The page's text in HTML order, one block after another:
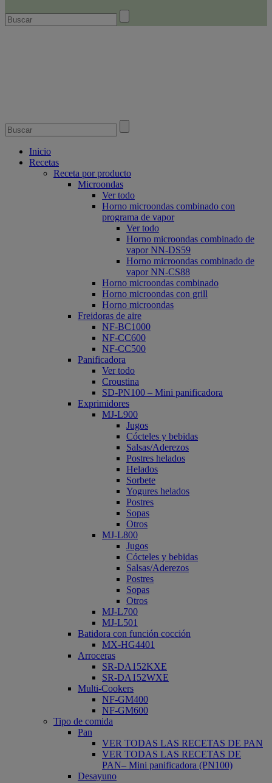
Inicio
Recetas
Receta por producto
Microondas
Ver todo
Horno microondas combinado con
programa de vapor
Ver todo
Horno microondas combinado de
vapor NN-DS59
Horno microondas combinado de
vapor NN-CS88
Horno microondas combinado
Horno microondas con grill
Horno microondas
Freidoras de aire
NF-BC1000
NF-CC600
NF-CC500
Panificadora
Ver todo
Croustina
SD-PN100 – Mini panificadora
Exprimidores
MJ-L900
Jugos
Cócteles y bebidas
Salsas/Aderezos
Postres helados
Helados
Sorbete
Yogures helados
Postres
Sopas
Otros
MJ-L800
Jugos
Cócteles y bebidas
Salsas/Aderezos
Postres
Sopas
Otros
MJ-L700
MJ-L501
Batidora con función cocción
MX-HG4401
Arroceras
SR-DA152KXE
SR-DA152WXE
Multi-Cookers
NF-GM400
NF-GM600
Tipo de comida
Pan
VER TODAS LAS RECETAS DE PAN
VER TODAS LAS RECETAS DE
PAN– Mini panificadora (PN100)
Desayuno